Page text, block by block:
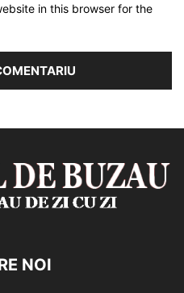
in this browser for the
NOI